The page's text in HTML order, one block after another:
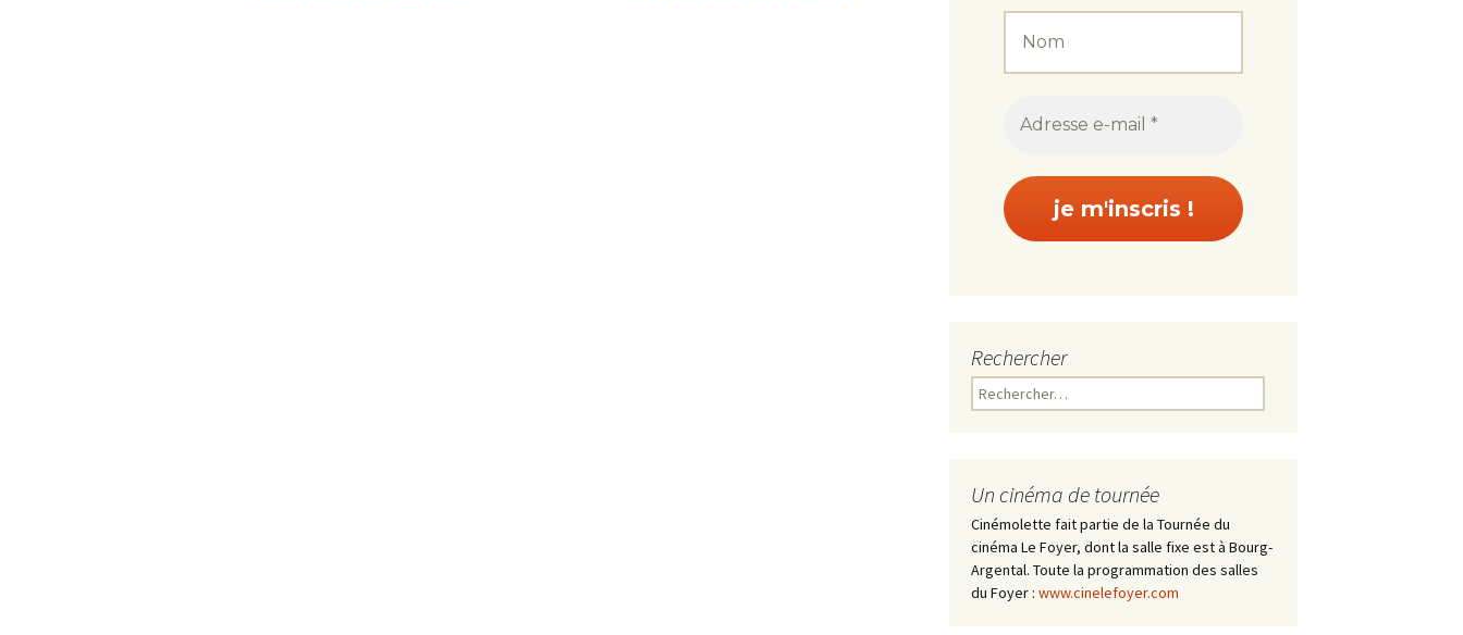
Rechercher
Rechercher :
Un cinéma de tournée
Cinémolette fait partie de la Tournée du
cinéma Le Foyer, dont la salle fixe est à Bourg-
Argental. Toute la programmation des salles
du Foyer : www.cinelefoyer.com